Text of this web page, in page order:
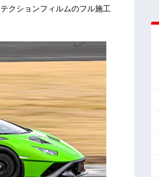
クションフィルムのフル施工